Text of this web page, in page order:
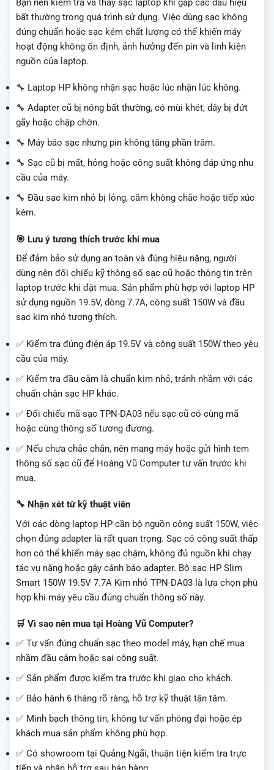
Bạn nên kiểm tra và thay sạc laptop khi gặp các dấu hiệu
bất thường trong quá trình sử dụng. Việc dùng sạc không
đúng chuẩn hoặc sạc kém chất lượng có thể khiến máy
hoạt động không ổn định, ảnh hưởng đến pin và linh kiện
nguồn của laptop.
🔧 Laptop HP không nhận sạc hoặc lúc nhận lúc không.
🔧 Adapter cũ bị nóng bất thường, có mùi khét, dây bị đứt
gãy hoặc chập chờn.
🔧 Máy báo sạc nhưng pin không tăng phần trăm.
🔧 Sạc cũ bị mất, hỏng hoặc công suất không đáp ứng nhu
cầu của máy.
🔧 Đầu sạc kim nhỏ bị lỏng, cắm không chắc hoặc tiếp xúc
kém.
🎯 Lưu ý tương thích trước khi mua
Để đảm bảo sử dụng an toàn và đúng hiệu năng, người
dùng nên đối chiếu kỹ thông số sạc cũ hoặc thông tin trên
laptop trước khi đặt mua. Sản phẩm phù hợp với laptop HP
sử dụng nguồn 19.5V, dòng 7.7A, công suất 150W và đầu
sạc kim nhỏ tương thích.
✅ Kiểm tra đúng điện áp 19.5V và công suất 150W theo yêu
cầu của máy.
✅ Kiểm tra đầu cắm là chuẩn kim nhỏ, tránh nhầm với các
chuẩn chân sạc HP khác.
✅ Đối chiếu mã sạc TPN-DA03 nếu sạc cũ có cùng mã
hoặc cùng thông số tương đương.
✅ Nếu chưa chắc chắn, nên mang máy hoặc gửi hình tem
thông số sạc cũ để Hoàng Vũ Computer tư vấn trước khi
mua.
🔧 Nhận xét từ kỹ thuật viên
Với các dòng laptop HP cần bộ nguồn công suất 150W, việc
chọn đúng adapter là rất quan trọng. Sạc có công suất thấp
hơn có thể khiến máy sạc chậm, không đủ nguồn khi chạy
tác vụ nặng hoặc gây cảnh báo adapter. Bộ sạc HP Slim
Smart 150W 19.5V 7.7A Kim nhỏ TPN-DA03 là lựa chọn phù
hợp khi máy yêu cầu đúng chuẩn thông số này.
🛒 Vì sao nên mua tại Hoàng Vũ Computer?
✅ Tư vấn đúng chuẩn sạc theo model máy, hạn chế mua
nhầm đầu cắm hoặc sai công suất.
✅ Sản phẩm được kiểm tra trước khi giao cho khách.
✅ Bảo hành 6 tháng rõ ràng, hỗ trợ kỹ thuật tận tâm.
✅ Minh bạch thông tin, không tư vấn phóng đại hoặc ép
khách mua sản phẩm không phù hợp.
✅ Có showroom tại Quảng Ngãi, thuận tiện kiểm tra trực